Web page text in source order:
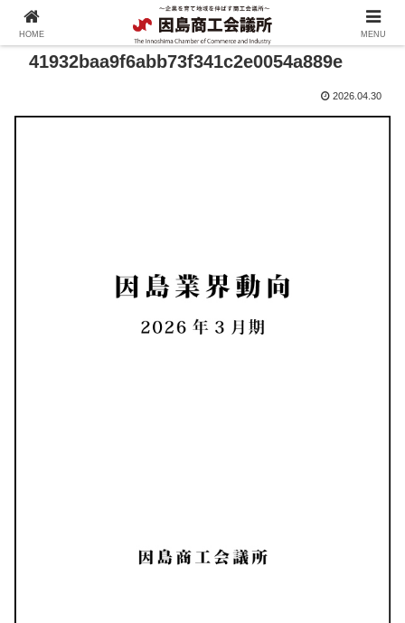
41932baa9f6abb73f341c2e0054a889e
2026.04.30
HOME MENU